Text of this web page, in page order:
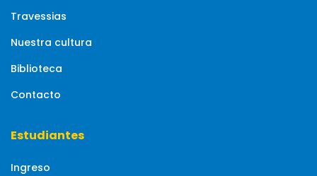
Travessias
Nuestra cultura
Biblioteca
Contacto
Estudiantes
Ingreso